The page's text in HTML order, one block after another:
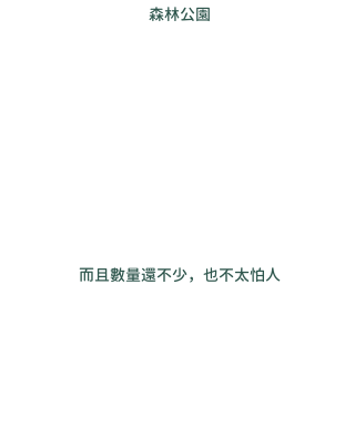
森林公園
而且數量還不少，也不太怕人